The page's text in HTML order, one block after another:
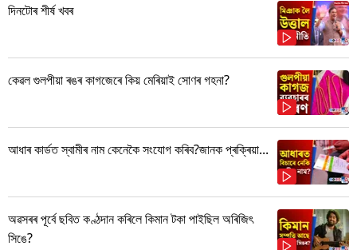
দিনটোৰ শীৰ্ষ খবৰ
কেৱল গুলপীয়া ৰঙৰ কাগজেৰে কিয় মেৰিয়াই সোণৰ গহনা?
আধাৰ কাৰ্ডত স্বামীৰ নাম কেনেকৈ সংযোগ কৰিব?জানক প্ৰক্ৰিয়া...
অৱসৰৰ পূৰ্বে ছবিত কণ্ঠদান কৰিলে কিমান টকা পাইছিল অৰিজিৎ
সিঙে?